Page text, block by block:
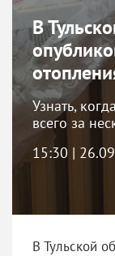
В
Узнать,
всего за
15:30 |
В Тульской